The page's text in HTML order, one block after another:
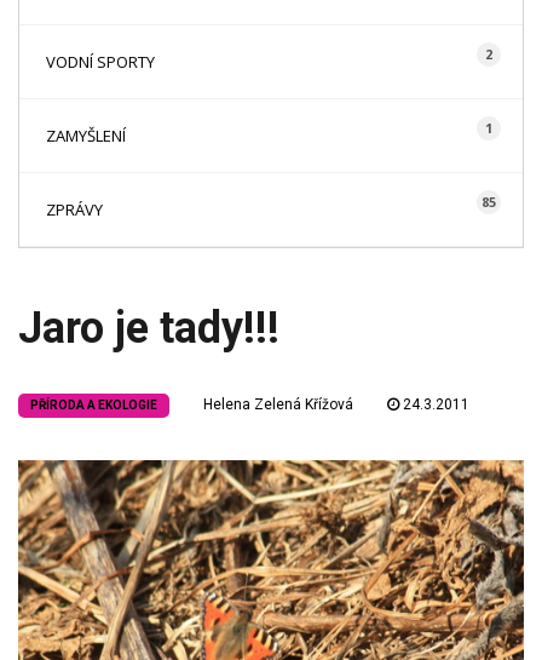
VODNÍ SPORTY 2
ZAMYŠLENÍ 1
ZPRÁVY 85
Jaro je tady!!!
PŘÍRODA A EKOLOGIE Helena Zelená Křížová 24.3.2011